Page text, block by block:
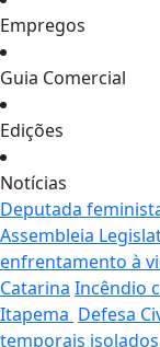
Empregos
Guia Comercial
Edições
Notícias
Deputada
Assembleia
enfrentamento à
Catarina Incêndio
Itapema Defesa
temporais